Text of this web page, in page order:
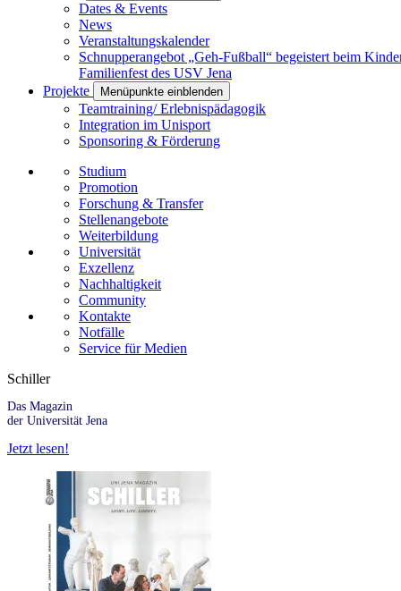
Dates & Events
News
Veranstaltungskalender
Schnupperangebot „Geh-Fußball“ begeistert beim
Familienfest des USV Jena
Projekte
Menüpunkte einblenden
Teamtraining/ Erlebnispädagogik
Integration im Unisport
Sponsoring & Förderung
Studium
Promotion
Forschung & Transfer
Stellenangebote
Weiterbildung
Universität
Exzellenz
Nachhaltigkeit
Community
Kontakte
Notfälle
Service für Medien
Schiller
Das Magazin
der Universität Jena
Jetzt lesen!